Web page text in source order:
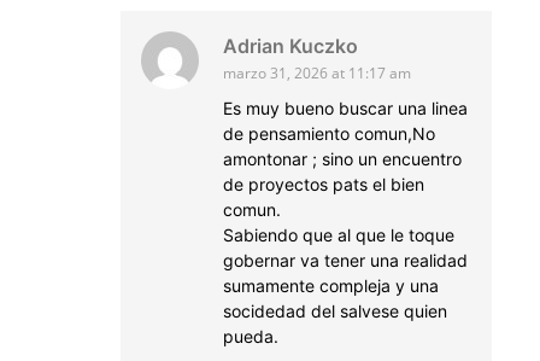
Adrian Kuczko
marzo 31, 2026 at 11:17 am
Es muy bueno buscar una linea
de pensamiento comun,No
amontonar ; sino un encuentro
de proyectos pats el bien
comun.
Sabiendo que al que le toque
gobernar va tener una realidad
sumamente compleja y una
socidedad del salvese quien
pueda.